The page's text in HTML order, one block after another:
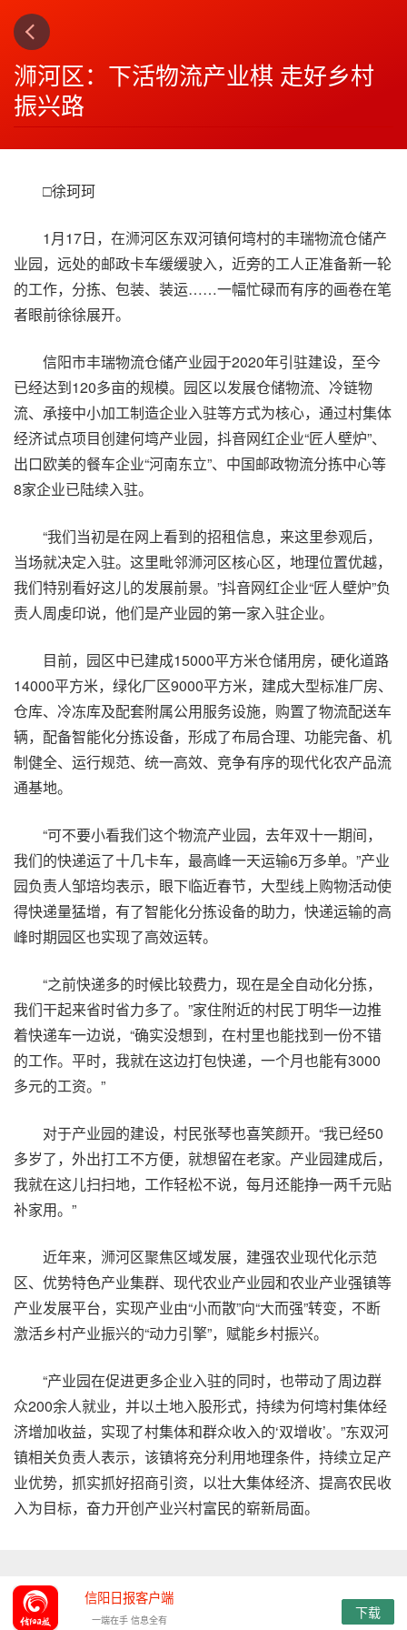
浉河区：下活物流产业棋 走好乡村
振兴路
□徐珂珂
1月17日，在浉河区东双河镇何塆村的丰瑞物流仓储产
业园，远处的邮政卡车缓缓驶入，近旁的工人正准备新一轮
的工作，分拣、包装、装运……一幅忙碌而有序的画卷在笔
者眼前徐徐展开。
信阳市丰瑞物流仓储产业园于2020年引驻建设，至今
已经达到120多亩的规模。园区以发展仓储物流、冷链物
流、承接中小加工制造企业入驻等方式为核心，通过村集体
经济试点项目创建何塆产业园，抖音网红企业“匠人壁炉”、
出口欧美的餐车企业“河南东立”、中国邮政物流分拣中心等
8家企业已陆续入驻。
“我们当初是在网上看到的招租信息，来这里参观后，
当场就决定入驻。这里毗邻浉河区核心区，地理位置优越，
我们特别看好这儿的发展前景。”抖音网红企业“匠人壁炉”负
责人周虔印说，他们是产业园的第一家入驻企业。
目前，园区中已建成15000平方米仓储用房，硬化道路
14000平方米，绿化厂区9000平方米，建成大型标准厂房、
仓库、冷冻库及配套附属公用服务设施，购置了物流配送车
辆，配备智能化分拣设备，形成了布局合理、功能完备、机
制健全、运行规范、统一高效、竞争有序的现代化农产品流
通基地。
“可不要小看我们这个物流产业园，去年双十一期间，
我们的快递运了十几卡车，最高峰一天运输6万多单。”产业
园负责人邹培均表示，眼下临近春节，大型线上购物活动使
得快递量猛增，有了智能化分拣设备的助力，快递运输的高
峰时期园区也实现了高效运转。
“之前快递多的时候比较费力，现在是全自动化分拣，
我们干起来省时省力多了。”家住附近的村民丁明华一边推
着快递车一边说，“确实没想到，在村里也能找到一份不错
的工作。平时，我就在这边打包快递，一个月也能有3000
多元的工资。”
对于产业园的建设，村民张琴也喜笑颜开。“我已经50
多岁了，外出打工不方便，就想留在老家。产业园建成后，
我就在这儿扫扫地，工作轻松不说，每月还能挣一两千元贴
补家用。”
近年来，浉河区聚焦区域发展，建强农业现代化示范
区、优势特色产业集群、现代农业产业园和农业产业强镇等
产业发展平台，实现产业由“小而散”向“大而强”转变，不断
激活乡村产业振兴的“动力引擎”，赋能乡村振兴。
“产业园在促进更多企业入驻的同时，也带动了周边群
众200余人就业，并以土地入股形式，持续为何塆村集体经
济增加收益，实现了村集体和群众收入的‘双增收’。”东双河
镇相关负责人表示，该镇将充分利用地理条件，持续立足产
业优势，抓实抓好招商引资，以壮大集体经济、提高农民收
入为目标，奋力开创产业兴村富民的崭新局面。
信阳日报客户端
一端在手 信息全有 下载